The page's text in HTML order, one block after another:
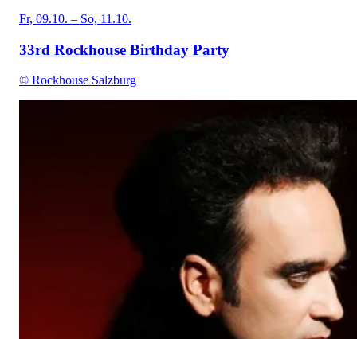
Fr, 09.10. – So, 11.10.
33rd Rockhouse Birthday Party
© Rockhouse Salzburg